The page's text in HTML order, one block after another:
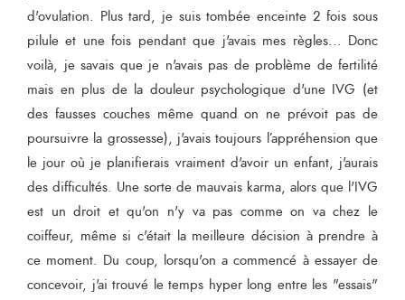
d'ovulation. Plus tard, je suis tombée enceinte 2 fois sous
pilule et une fois pendant que j'avais mes règles... Donc
voilà, je savais que je n'avais pas de problème de fertilité
mais en plus de la douleur psychologique d'une IVG (et
des fausses couches même quand on ne prévoit pas de
poursuivre la grossesse), j'avais toujours l’appréhension que
le jour où je planifierais vraiment d'avoir un enfant, j'aurais
des difficultés. Une sorte de mauvais karma, alors que l'IVG
est un droit et qu'on n'y va pas comme on va chez le
coiffeur, même si c'était la meilleure décision à prendre à
ce moment. Du coup, lorsqu'on a commencé à essayer de
concevoir, j'ai trouvé le temps hyper long entre les "essais"